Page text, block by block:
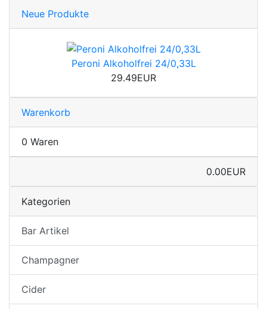
Neue Produkte
Peroni Alkoholfrei 24/0,33L
29.49EUR
Warenkorb
0 Waren
0.00EUR
Kategorien
Bar Artikel
Champagner
Cider